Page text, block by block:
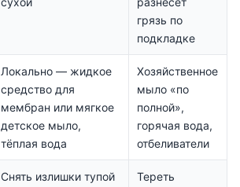
грязь по
подкладке
Локально — жидкое
средство для
мембран или мягкое
детское мыло,
тёплая вода
Хозяйственное
мыло «по
полной»,
горячая вода,
отбеливатели
Снять излишки тупой
Тереть